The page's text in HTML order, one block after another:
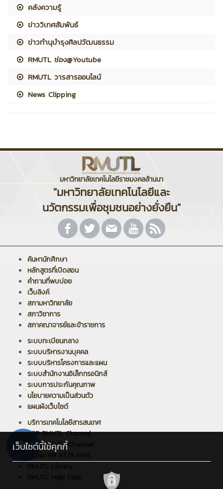
คลังความรู้
ข่าววิเทศสัมพันธ์
ข่าวทำนุบำรุงศิลปวัฒนธรรม
RMUTL ช่อง@Youtube
RMUTL วารสารออนไลน์
News Clipping
มหาวิทยาลัยเทคโนโลยีราชมงคลล้านนา
"มหาวิทยาลัยเทคโนโลยีและ
นวัตกรรมเพื่อชุมชนอย่างยั่งยืน"
ค้นหานักศึกษา
หลักสูตรที่เปิดสอน
คำถามที่พบบ่อย
เว็บลิงค์
สภามหาวิทยาลัย
สภาวิชาการ
สภาคณาจารย์และข้าราชการ
ระบบทะเบียนกลาง
ระบบบริหารงานบุคคล
ระบบบริหารโครงการและแผน
ระบบสำนักงานอิเล็กทรอนิกส์
ระบบการประกันคุณภาพ
นโยบายความเป็นส่วนตัว
แผนผังเว็บไซต์
บริการเทคโนโลยีสารสนเทศ
PPR RMUTL Channel
ARIT RMUTL Channel
Radio FM 97.25 MHz
เว็บไซต์นี้ใช้คุกกี้